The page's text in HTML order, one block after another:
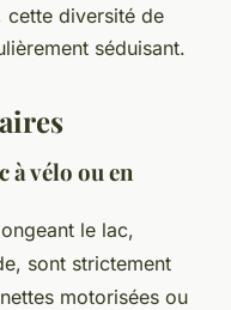
cette diversité de
séduisant.
vélo ou en
le lac,
sont strictement
motorisées ou